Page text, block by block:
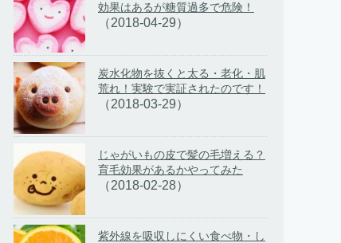
効果はあるが糖質過多で危険！
（2018-04-29）
炭水化物を抜くと太る・老化・肌
荒れ！実験で実証されたのです！
（2018-03-29）
じゃがいもの皮で髪の毛増える？
育毛効果があるかやってみた
（2018-02-28）
紫外線を吸収しにくい食べ物・し